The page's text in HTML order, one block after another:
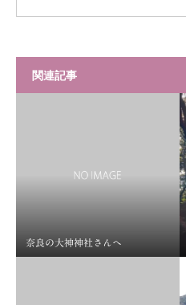
関連記事
奈良の大神神社さんへ